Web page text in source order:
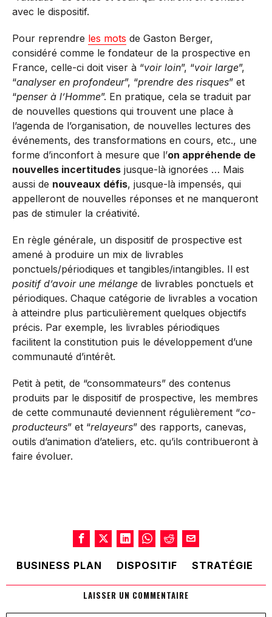
avec le dispositif.
Pour reprendre les mots de Gaston Berger,
considéré comme le fondateur de la prospective en
France, celle-ci doit viser à “voir loin”, “voir large”,
“analyser en profondeur”, “prendre des risques” et
“penser à l’Homme”. En pratique, cela se traduit par
de nouvelles questions qui trouvent une place à
l’agenda de l’organisation, de nouvelles lectures des
événements, des transformations en cours, etc., une
forme d’inconfort à mesure que l’on appréhende de
nouvelles incertitudes jusque-là ignorées … Mais
aussi de nouveaux défis, jusque-là impensés, qui
appelleront de nouvelles réponses et ne manqueront
pas de stimuler la créativité.
En règle générale, un dispositif de prospective est
amené à produire un mix de livrables
ponctuels/périodiques et tangibles/intangibles. Il est
positif d’avoir une mélange de livrables ponctuels et
périodiques. Chaque catégorie de livrables a vocation
à atteindre plus particulièrement quelques objectifs
précis. Par exemple, les livrables périodiques
facilitent la constitution puis le développement d’une
communauté d’intérêt.
Petit à petit, de “consommateurs” des contenus
produits par le dispositif de prospective, les membres
de cette communauté deviennent régulièrement “co-
producteurs” et “relayeurs” des rapports, canevas,
outils d’animation d’ateliers, etc. qu’ils contribueront à
faire évoluer.
BUSINESS PLAN DISPOSITIF STRATÉGIE
LAISSER UN COMMENTAIRE